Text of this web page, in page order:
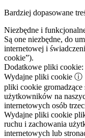
Bardziej dopasowane
Niezbędne i
Są one niezbędne, do
internetowej i
cookie”).
Dodatkowe pliki cookie:
Wydajne pliki cookie ⓘ
pliki cookie gromadzące
użytkowników na
internetowych osób
Wydajne pliki cookie
ruchu i zachowania
internetowych lub